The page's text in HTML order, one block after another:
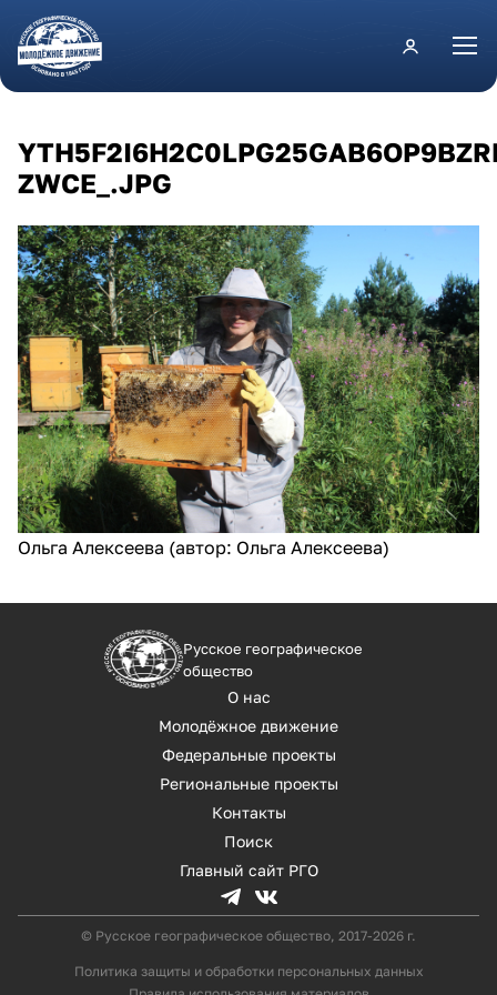
Перейти к основному содержанию
ZWCE_.JPG
Ольга Алексеева (автор: Ольга Алексеева)
Русское географическое
общество
О нас
Молодёжное движение
Федеральные проекты
Региональные проекты
Контакты
Поиск
Главный сайт РГО
© Русское географическое общество, 2017-2026 г.
Политика защиты и обработки персональных данных